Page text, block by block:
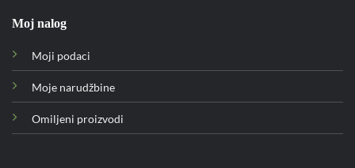
Moj nalog
Moji podaci
Moje narudžbine
Omiljeni proizvodi